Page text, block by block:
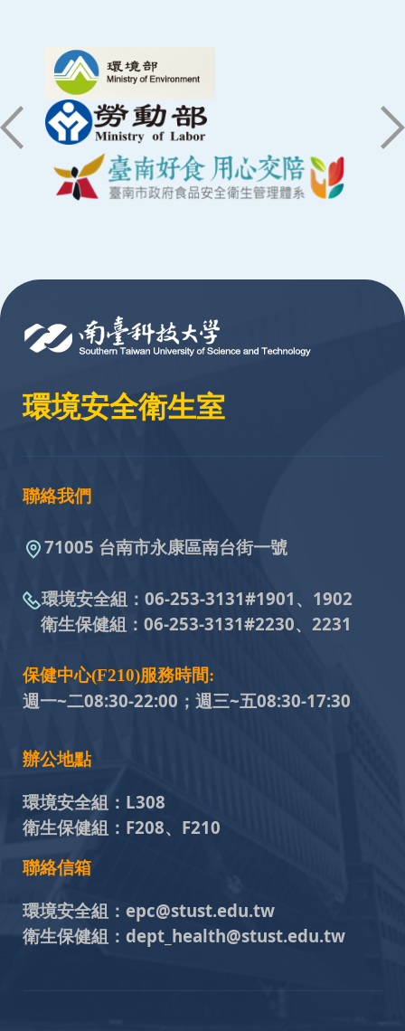
環境安全衛生室
聯絡我們
71005 台南市永康區南台街一號
環境安全組： 06-253-3131#1901、1902
衛生保健組： 06-253-3131#2230、2231
保健中心(F210)服務時間:
週一~二08:30-22:00；週三~五08:30-17:30
辦公地點
環境安全組： L308
衛生保健組： F208、F210
聯絡信箱
環境安全組： epc@stust.edu.tw
衛生保健組： dept_health@stust.edu.tw